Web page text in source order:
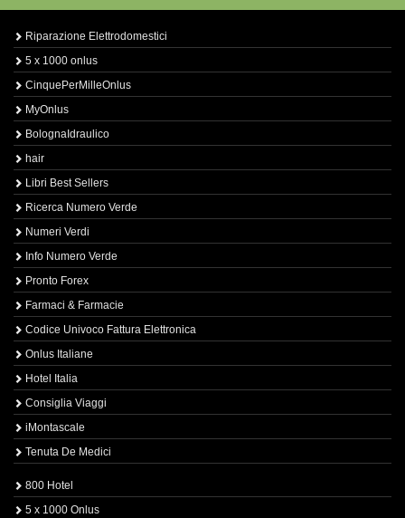
Riparazione Elettrodomestici
5 x 1000 onlus
CinquePerMilleOnlus
MyOnlus
BolognaIdraulico
hair
Libri Best Sellers
Ricerca Numero Verde
Numeri Verdi
Info Numero Verde
Pronto Forex
Farmaci & Farmacie
Codice Univoco Fattura Elettronica
Onlus Italiane
Hotel Italia
Consiglia Viaggi
iMontascale
Tenuta De Medici
800 Hotel
5 x 1000 Onlus